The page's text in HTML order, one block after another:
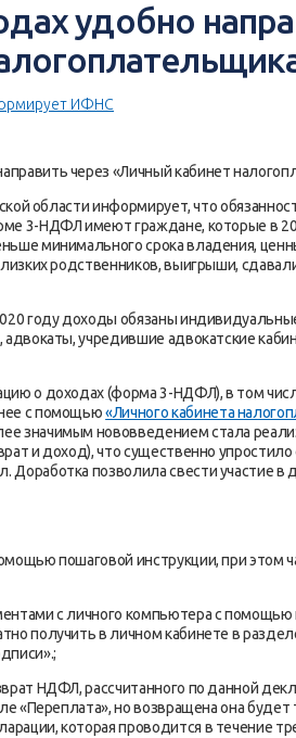
удобно
ИФНС
через «Личный кабинет
области информирует, что
3-НДФЛ имеют граждане, которые в
минимального срока владения,
родственников, выигрыши,
году доходы обязаны
учредившие адвокатские
о доходах (форма 3-НДФЛ), в том
с помощью«Личного кабинета
значимым нововведением стала
и доход), что существенно
позволила свести участие в
пошаговой инструкции, при этом
c личного компьютера с
получить в личном кабинете в
НДФЛ, рассчитанного по данной
«Переплата», но возвращена она будет
которая проводится в течение